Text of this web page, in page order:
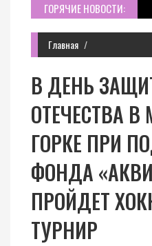
ГОРЯЧИЕ НОВОСТИ:
Главная
В ДЕНЬ
ОТЕЧЕСТВА В
ГОРКЕ ПРИ
ФОНДА
ПРОЙДЕТ
ТУРНИР